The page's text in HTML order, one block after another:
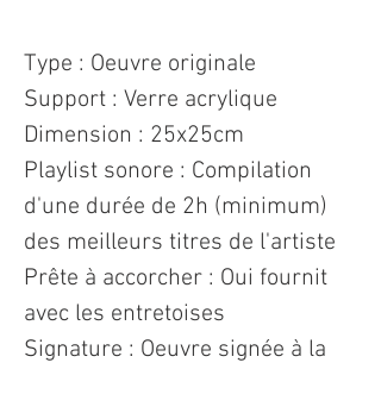
Type : Oeuvre originale
Support : Verre acrylique
Dimension : 25x25cm
Playlist sonore : Compilation
d'une durée de 2h (minimum)
des meilleurs titres de l'artiste
Prête à accorcher : Oui fournit
avec les entretoises
Signature : Oeuvre signée à la